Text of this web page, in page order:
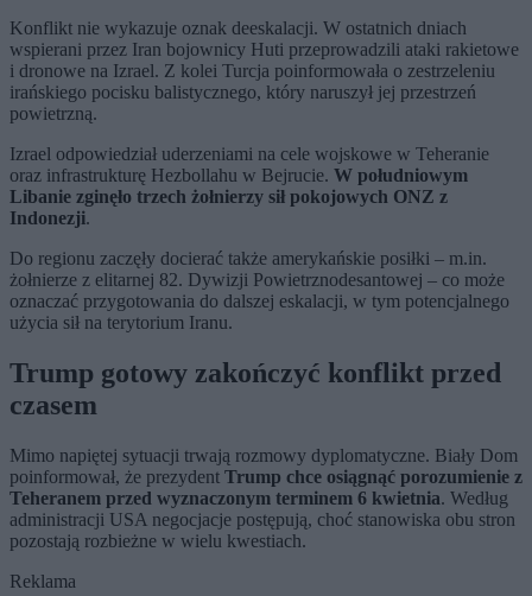
Konflikt nie wykazuje oznak deeskalacji. W ostatnich dniach
wspierani przez Iran bojownicy Huti przeprowadzili ataki rakietowe
i dronowe na Izrael. Z kolei Turcja poinformowała o zestrzeleniu
irańskiego pocisku balistycznego, który naruszył jej przestrzeń
powietrzną.
Izrael odpowiedział uderzeniami na cele wojskowe w Teheranie
oraz infrastrukturę Hezbollahu w Bejrucie. W południowym
Libanie zginęło trzech żołnierzy sił pokojowych ONZ z
Indonezji.
Do regionu zaczęły docierać także amerykańskie posiłki – m.in.
żołnierze z elitarnej 82. Dywizji Powietrznodesantowej – co może
oznaczać przygotowania do dalszej eskalacji, w tym potencjalnego
użycia sił na terytorium Iranu.
Trump gotowy zakończyć konflikt przed
czasem
Mimo napiętej sytuacji trwają rozmowy dyplomatyczne. Biały Dom
poinformował, że prezydent Trump chce osiągnąć porozumienie z
Teheranem przed wyznaczonym terminem 6 kwietnia. Według
administracji USA negocjacje postępują, choć stanowiska obu stron
pozostają rozbieżne w wielu kwestiach.
Reklama